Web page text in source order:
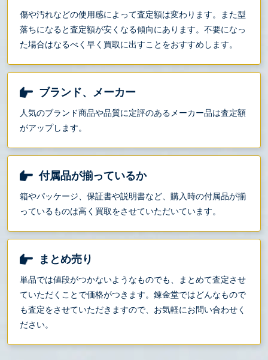
傷や汚れなどの使用感によって査定額は変わります。また型
落ちになると査定額が安くなる傾向にあります。不要になっ
た場合はなるべく早く買取に出すことをおすすめします。
ブランド、メーカー
人気のブランド商品や品質に定評のあるメーカー品は査定額
がアップします。
付属品が揃っているか
箱やパッケージ、保証書や説明書など、購入時の付属品が揃
っているものは高く買取をさせていただいています。
まとめ売り
単品では値段がつかないようなものでも、まとめて査定させ
ていただくことで価格がつきます。錬金堂ではどんなもので
も査定をさせていただきますので、お気軽にお問い合わせく
ださい。